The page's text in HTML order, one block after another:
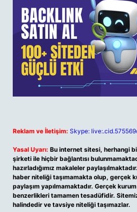
Reklam ve İletişim: Skype:
Yasal Uyarı: Bu internet sitesi, herhangi
şirketi ile hiçbir bağlantısı
hazırladığımız makaleler
haber niteliği taşımamakta olup, gerçek
paylaşım yapılmamaktadır. Gerçek
benzerlikleri tamamen tesadüfidir.
halindedir ve tavsiye niteliği taşımazlar.